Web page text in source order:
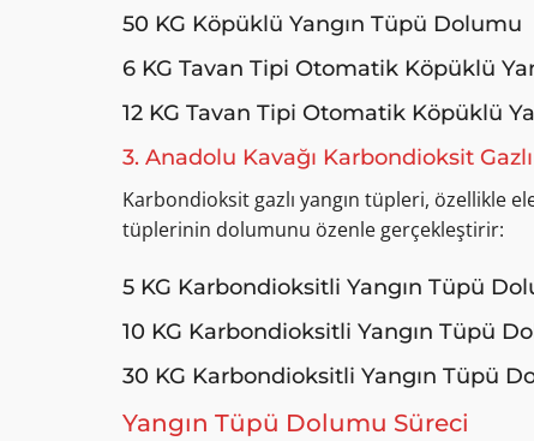
50 KG Köpüklü Yangın Tüpü Dolumu
6 KG Tavan Tipi Otomatik Köpüklü
12 KG Tavan Tipi Otomatik Köpüklü
3. Anadolu Kavağı Karbondioksit
Karbondioksit gazlı yangın tüpleri, özellikle
tüplerinin dolumunu özenle gerçekleştirir:
5 KG Karbondioksitli Yangın Tüpü
10 KG Karbondioksitli Yangın Tüpü
30 KG Karbondioksitli Yangın Tüpü
Yangın Tüpü Dolumu Süreci